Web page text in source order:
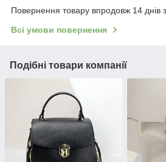
Повернення товару впродовж 14 днів
Всі умови повернення
Подібні товари компанії